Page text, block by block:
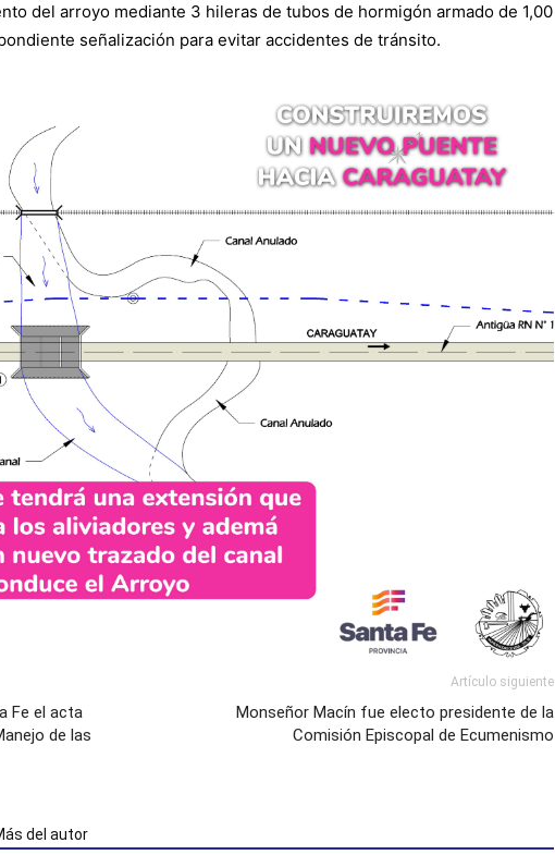
del arroyo mediante 3 hileras de tubos de hormigón armado de 1,00
señalización para evitar accidentes de tránsito.
Fe el acta
de las
Artículo siguiente
Monseñor Macín fue electo presidente de la
Comisión Episcopal de Ecumenismo
del autor